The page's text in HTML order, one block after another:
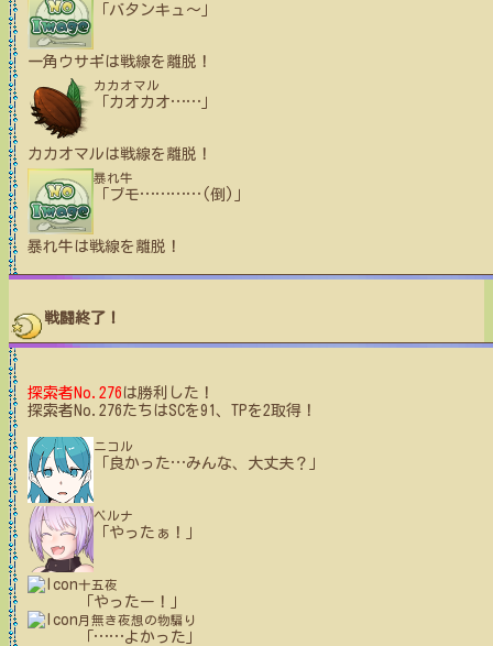
「バタンキュ〜」
一角ウサギは戦線を離脱！
カカオマル
「カオカオ……
カカオマルは戦線を離脱！
暴れ牛
「ブモ………… (倒)」
暴れ牛は戦線を離脱！
戦闘終了！
探索者No.276は勝利した！
探索者No.276たちはSCを91、TPを2取得！
ニコル
「良かった…みんな、大丈夫？」
ベルナ
「やったぁ！」
十五夜
「やったー！」
月無き夜想の物騙り
……よかった」